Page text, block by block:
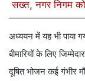
सख्त, नगर निगम
अध्ययन में यह भी पाया
बीमारियों के लिए
दूषित भोजन कई गंभीर